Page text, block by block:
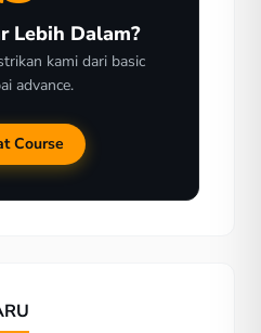
Lebih Dalam?
kami dari basic
advance.
Course